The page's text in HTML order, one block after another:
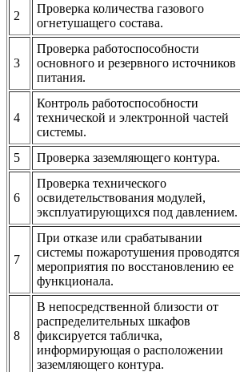
2
Проверка количества газового
огнетушащего состава.
3
Проверка работоспособности
основного и резервного источников
питания.
4
Контроль работоспособности
технической и электронной частей
системы.
5 Проверка заземляющего контура.
6
Проверка технического
освидетельствования модулей,
эксплуатирующихся под давлением.
7
При отказе или срабатывании
системы пожаротушения проводятся
мероприятия по восстановлению ее
функционала.
8
В непосредственной близости от
распределительных шкафов
фиксируется табличка,
информирующая о расположении
заземляющего контура.